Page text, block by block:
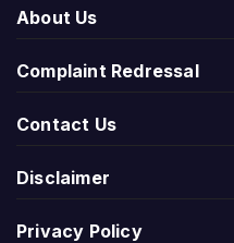
About Us
Complaint Redressal
Contact Us
Disclaimer
Privacy Policy